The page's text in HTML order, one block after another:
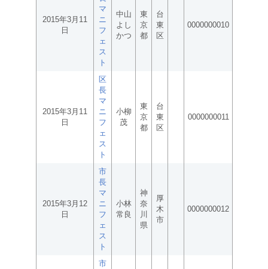
2015年3月11
日
マ
ニ
フ
ェ
ス
ト
中山
よし
かつ
東
京
都
台
東
区
0000000010
2015年3月11
日
区
長
マ
ニ
フ
ェ
ス
ト
小柳
茂
東
京
都
台
東
区
0000000011
2015年3月12
日
市
長
マ
ニ
フ
ェ
ス
ト
小林
常良
神
奈
川
県
厚
木
市
0000000012
市